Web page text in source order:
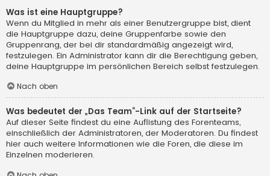
Was ist eine Hauptgruppe?
Wenn du Mitglied in mehr als einer Benutzergruppe bist, dient
die Hauptgruppe dazu, deine Gruppenfarbe sowie den
Gruppenrang, der bei dir standardmäßig angezeigt wird,
festzulegen. Ein Administrator kann dir die Berechtigung geben,
deine Hauptgruppe im persönlichen Bereich selbst festzulegen.
Nach oben
Was bedeutet der „Das Team“-Link auf der Startseite?
Auf dieser Seite findest du eine Auflistung des Forenteams,
einschließlich der Administratoren, der Moderatoren. Du findest
hier auch weitere Informationen wie die Foren, die diese im
Einzelnen moderieren.